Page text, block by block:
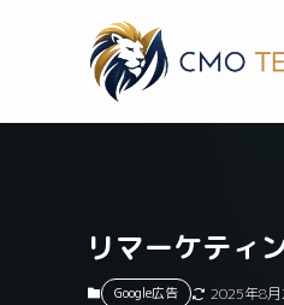
リマーケティ
Google広告 2025年8月